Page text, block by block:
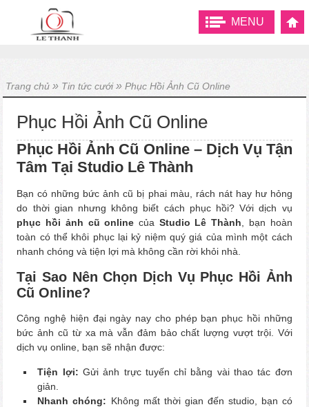
MENU
Trang chủ » Tin tức cưới » Phục Hồi Ảnh Cũ Online
Phục Hồi Ảnh Cũ Online
Phục Hồi Ảnh Cũ Online – Dịch Vụ Tận
Tâm Tại Studio Lê Thành
Bạn có những bức ảnh cũ bị phai màu, rách nát hay hư hỏng
do thời gian nhưng không biết cách phục hồi? Với dịch vụ
phục hồi ảnh cũ online của Studio Lê Thành , bạn hoàn
toàn có thể khôi phục lại kỷ niệm quý giá của mình một cách
nhanh chóng và tiện lợi mà không cần rời khỏi nhà.
Tại Sao Nên Chọn Dịch Vụ Phục Hồi Ảnh
Cũ Online?
Công nghệ hiện đại ngày nay cho phép bạn phục hồi những
bức ảnh cũ từ xa mà vẫn đảm bảo chất lượng vượt trội. Với
dịch vụ online, bạn sẽ nhận được:
Tiện lợi: Gửi ảnh trực tuyến chỉ bằng vài thao tác đơn
giản.
Nhanh chóng: Không mất thời gian đến studio, bạn có